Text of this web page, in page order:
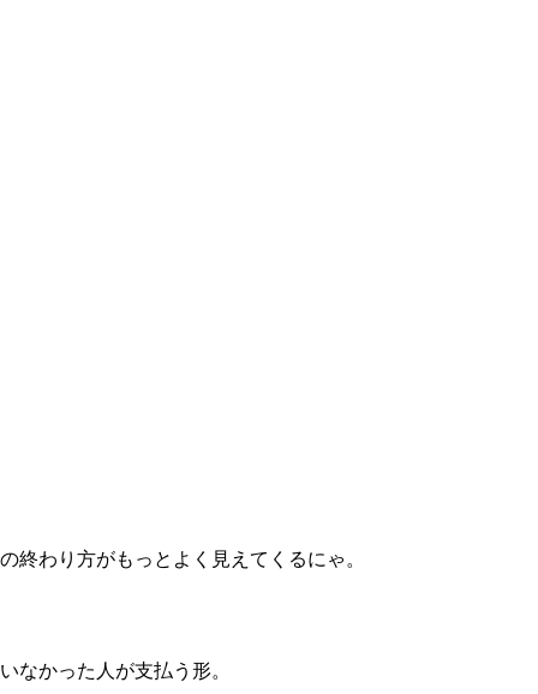
終わり方がもっとよく見えてくるにゃ。
なかった人が支払う形。